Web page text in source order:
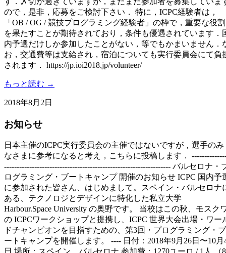
ので，是非，応募をご検討下さい． 特に，ICPC経験者は，
「OB / OG / 競技プログラミング経験者」の枠で，重要な役割
を果たすことが期待されており，条件も優遇されています．
内予選だけしか参加したことがない，等でもかまいません．
お，交通費等は支給され，宿泊についても実行委員会にて負
されます． https://jp.ioi2018.jp/volunteer/
もっと読む →
2018年8月2日
お知らせ
日本主催のICPC実行委員会の主催ではないですが，選手のみ
なさまに参考になると考え，こちらに投稿します．
------------------------------------------------------------------ バルセロナ・
ログラミング・ブートキャンプ 開催のお知らせ ICPC 国内予
に参加された皆さん、はじめまして。スペイン・バルセロナ
ある、テクノロジとデザインに特化した私立大学
Harbour.Space University の奥野です。 当校はこの秋、モスク
の ICPCワークショップと提携し、ICPC 世界大会出場・ワー
ドチャンピオンを目指すための、第3回・プログラミング・ブ
ートキャンプを開催します。 ---- 日付：2018年9月26日〜10月